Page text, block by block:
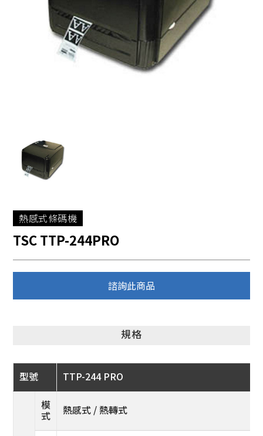
出單機
條碼標籤機
掃描器
各類耗材
熱感式條碼機
TSC TTP-244PRO
諮詢此商品
規格
型號 TTP-244 PRO
模
式 熱感式 / 熱轉式